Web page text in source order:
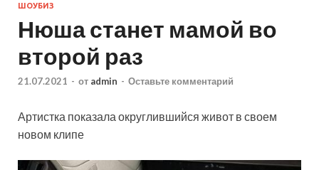
ШОУБИЗ
Нюша станет мамой во
второй раз
21.07.2021 - от admin - Оставьте комментарий
Артистка показала округлившийся живот в своем
новом клипе